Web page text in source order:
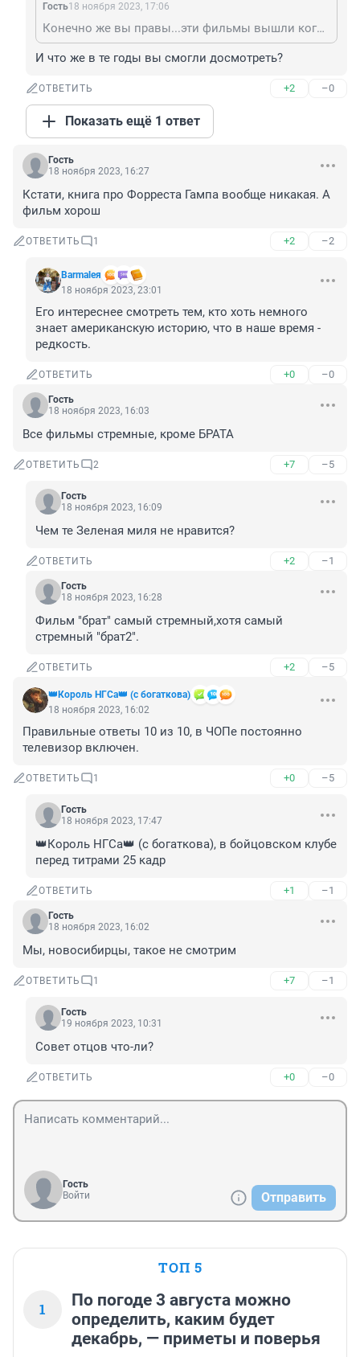
Гость18 ноября 2023, 17:06
Конечно же вы правы...эти фильмы вышли когда я учился в школе,но не смог их досмотреть по другой причине,редчайшая тягомотина от этого режиссера.
И что же в те годы вы смогли досмотреть?
ОТВЕТИТЬ +2 –0
Показать ещё 1 ответ
Гость
18 ноября 2023, 16:27
Кстати, книга про Форреста Гампа вообще никакая. А
фильм хорош
ОТВЕТИТЬ 1 +2 –2
Barmaleя
18 ноября 2023, 23:01
Его интереснее смотреть тем, кто хоть немного
знает американскую историю, что в наше время -
редкость.
ОТВЕТИТЬ +0 –0
Гость
18 ноября 2023, 16:03
Все фильмы стремные, кроме БРАТА
ОТВЕТИТЬ 2 +7 –5
Гость
18 ноября 2023, 16:09
Чем те Зеленая миля не нравится?
ОТВЕТИТЬ +2 –1
Гость
18 ноября 2023, 16:28
Фильм "брат" самый стремный,хотя самый
стремный "брат2".
ОТВЕТИТЬ +2 –5
👑Король НГСа👑 (с богаткова)
18 ноября 2023, 16:02
Правильные ответы 10 из 10, в ЧОПе постоянно
телевизор включен.
ОТВЕТИТЬ 1 +0 –5
Гость
18 ноября 2023, 17:47
👑Король НГСа👑 (с богаткова), в бойцовском клубе
перед титрами 25 кадр
ОТВЕТИТЬ +1 –1
Гость
18 ноября 2023, 16:02
Мы, новосибирцы, такое не смотрим
ОТВЕТИТЬ 1 +7 –1
Гость
19 ноября 2023, 10:31
Совет отцов что-ли?
ОТВЕТИТЬ +0 –0
Гость
Войти
Отправить
ТОП 5
1
По погоде 3 августа можно
определить, каким будет
декабрь, — приметы и поверья